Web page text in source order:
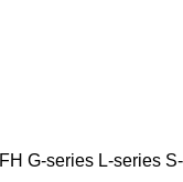
FH G-series L-series S-